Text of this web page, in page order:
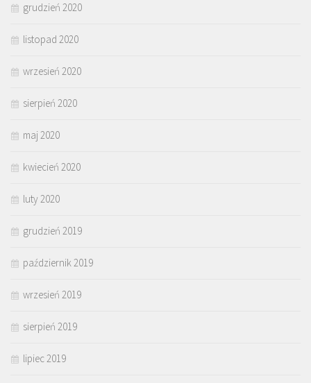
grudzień 2020
listopad 2020
wrzesień 2020
sierpień 2020
maj 2020
kwiecień 2020
luty 2020
grudzień 2019
październik 2019
wrzesień 2019
sierpień 2019
lipiec 2019